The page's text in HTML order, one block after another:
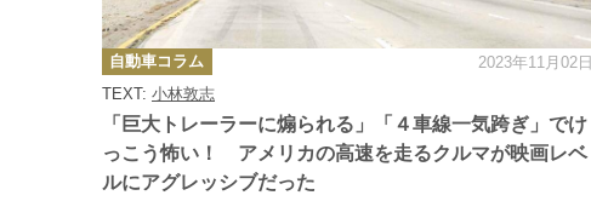
「巨大トレーラーに煽られる」「４車線一気跨ぎ」でけ
っこう怖い！ アメリカの高速を走るクルマが映画レベ
ルにアグレッシブだった
TEXT: 小林敦志
カ
テ
ゴ
リ
ー
自動車コラム 2023年11月02日